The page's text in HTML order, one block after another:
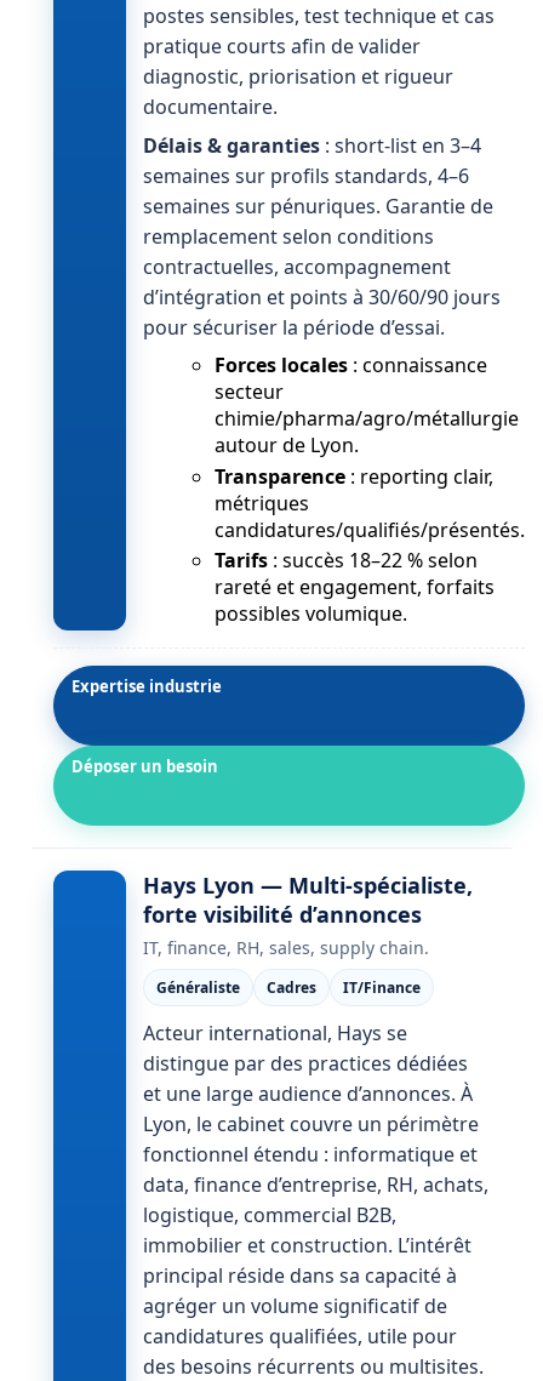
postes sensibles, test technique et cas
pratique courts afin de valider
diagnostic, priorisation et rigueur
documentaire.
Délais & garanties: short-list en 3–4
semaines sur profils standards, 4–6
semaines sur pénuriques. Garantie de
remplacement selon conditions
contractuelles, accompagnement
d’intégration et points à 30/60/90 jours
pour sécuriser la période d’essai.
Forces locales : connaissance
secteur
chimie/pharma/agro/métallurgie
autour de Lyon.
Transparence : reporting clair,
métriques
candidatures/qualifiés/présentés.
Tarifs : succès 18–22 % selon
rareté et engagement, forfaits
possibles volumique.
Expertise industrie
Déposer un besoin
Hays Lyon — Multi-spécialiste,
forte visibilité d’annonces
IT, finance, RH, sales, supply chain.
Généraliste Cadres IT/Finance
Acteur international, Hays se
distingue par des practices dédiées
et une large audience d’annonces. À
Lyon, le cabinet couvre un périmètre
fonctionnel étendu : informatique et
data, finance d’entreprise, RH, achats,
logistique, commercial B2B,
immobilier et construction. L’intérêt
principal réside dans sa capacité à
agréger un volume significatif de
candidatures qualifiées, utile pour
des besoins récurrents ou multisites.